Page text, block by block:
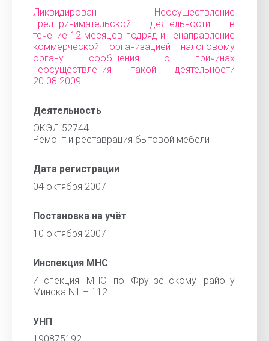
Ликвидирован Неосуществление
предпринимательской деятельности в
течение 12 месяцев подряд и ненаправление
коммерческой организацией налоговому
органу сообщения о причинах
неосуществления такой деятельности
20.08.2009
Деятельность
ОКЭД 52744
Ремонт и реставрация бытовой мебели
Дата регистрации
04 октября 2007
Постановка на учёт
10 октября 2007
Инспекция МНС
Инспекция МНС по Фрунзенскому району
Минска N1 – 112
УНП